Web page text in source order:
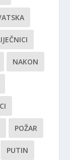
NAKON
POŽAR
PUTIN